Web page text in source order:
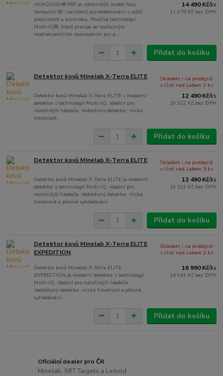
VANQUISH® 560 je výkonnější model řady
Vanquish 60, navržený pro detektování s vyšší
precizností a kontrolou. Používá technologii
Multi‑IQ®, která pracuje se současným
vícefrekvenčním skenováním pro p...
14 490 Kč/ks
11 975 Kč bez DPH
Přidat do košíku
Detektor kovů Minelab X-Terra ELITE
Detektor kovů Minelab X-Terra ELITE – moderní
detektor s technologií Multi-IQ, ideální pro
náročnější hledače. Vodotěsný detektor, nízká
hmotnost.
12 490 Kč/ks
10 322 Kč bez DPH
Skladem i na prodejně
v Ústí nad Labem 3 ks
Přidat do košíku
Detektor kovů Minelab X-Terra ELITE
Detektor kovů Minelab X-Terra ELITE je moderní
detektor s technologií Multi-IQ, ideální pro
náročnější hledače. Vodotěsný detektor, nízká
hmotnost a přesné vyhledávání.
12 490 Kč/ks
10 322 Kč bez DPH
Skladem i na prodejně
v Ústí nad Labem 5 ks
Přidat do košíku
Detektor kovů Minelab X-Terra ELITE
EXPEDITION
Detektor kovů Minelab X-Terra ELITE
EXPEDITION je moderní detektor s technologií
Multi-IQ, ideální pro náročnější hledače.
Vodotěsný detektor, nízká hmotnost a přesné
vyhledávání.
16 990 Kč/ks
14 041 Kč bez DPH
Skladem i na prodejně
v Ústí nad Labem 2 ks
Přidat do košíku
Oficiální dealer pro ČR
Minelab, SRT Targets a Leitold